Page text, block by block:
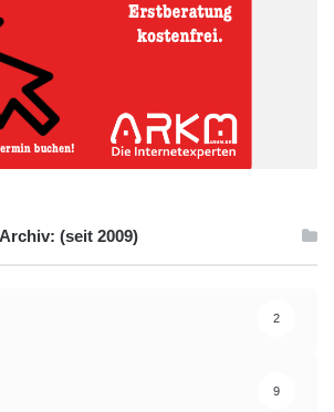
(seit 2009)
2
9